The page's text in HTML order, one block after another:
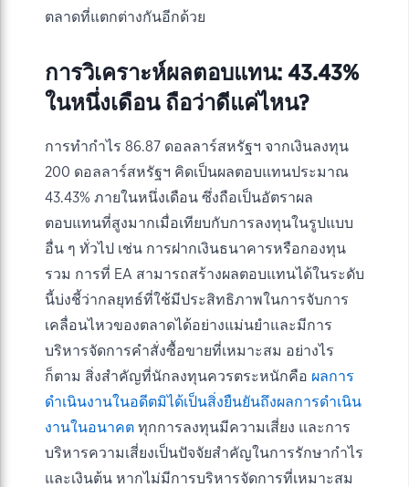
ตลาดที่แตกต่างกันอีกด้วย
การวิเคราะห์ผลตอบแทน: 43.43%
ในหนึ่งเดือน ถือว่าดีแค่ไหน?
การทำกำไร 86.87 ดอลลาร์สหรัฐฯ จากเงินลงทุน
200 ดอลลาร์สหรัฐฯ คิดเป็นผลตอบแทนประมาณ
43.43% ภายในหนึ่งเดือน ซึ่งถือเป็นอัตราผล
ตอบแทนที่สูงมากเมื่อเทียบกับการลงทุนในรูปแบบ
อื่น ๆ ทั่วไป เช่น การฝากเงินธนาคารหรือกองทุน
รวม การที่ EA สามารถสร้างผลตอบแทนได้ในระดับ
นี้บ่งชี้ว่ากลยุทธ์ที่ใช้มีประสิทธิภาพในการจับการ
เคลื่อนไหวของตลาดได้อย่างแม่นยำและมีการ
บริหารจัดการคำสั่งซื้อขายที่เหมาะสม อย่างไร
ก็ตาม สิ่งสำคัญที่นักลงทุนควรตระหนักคือ ผลการ
ดำเนินงานในอดีตมิได้เป็นสิ่งยืนยันถึงผลการดำเนิน
งานในอนาคต ทุกการลงทุนมีความเสี่ยง และการ
บริหารความเสี่ยงเป็นปัจจัยสำคัญในการรักษากำไร
และเงินต้น หากไม่มีการบริหารจัดการที่เหมาะสม